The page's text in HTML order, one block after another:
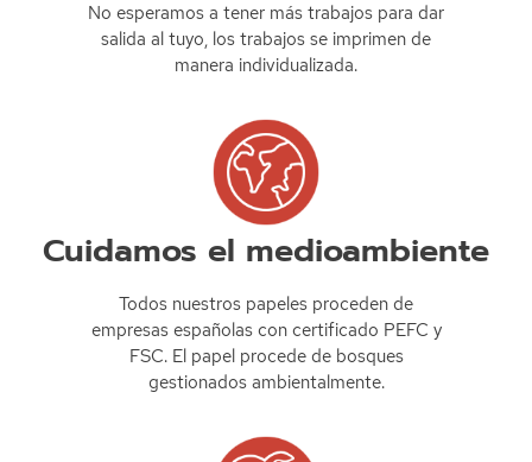
No esperamos a tener más trabajos para dar
salida al tuyo, los trabajos se imprimen de
manera individualizada.
Cuidamos el medioambiente
Todos nuestros papeles proceden de
empresas españolas con certificado PEFC y
FSC. El papel procede de bosques
gestionados ambientalmente.